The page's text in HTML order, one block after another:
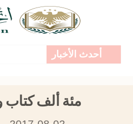
أحدث الأخبار
مئة ألف كتاب وحسومات تصل